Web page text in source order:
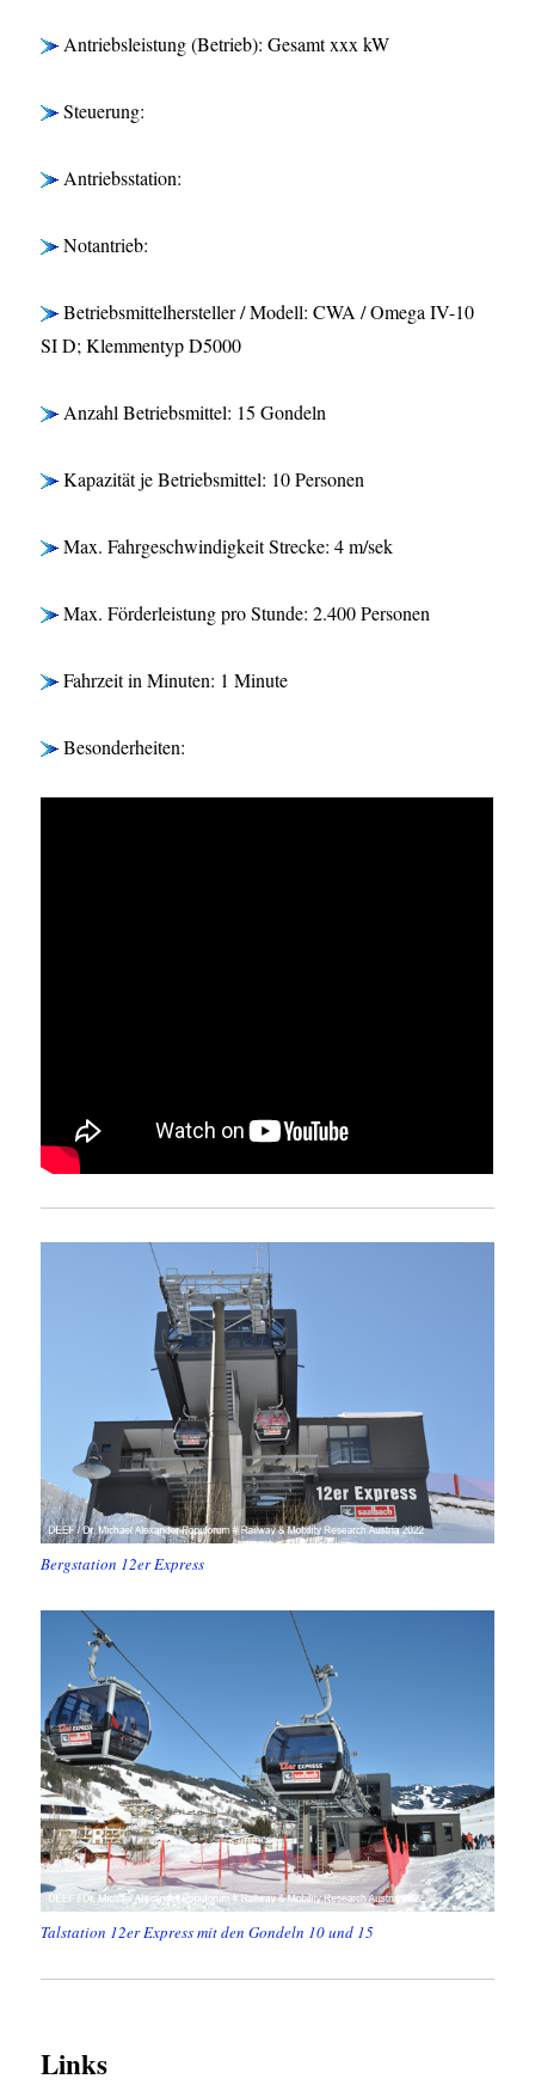
Antriebsleistung (Betrieb): Gesamt xxx kW
Steuerung:
Antriebsstation:
Notantrieb:
Betriebsmittelhersteller / Modell: CWA / Omega IV-10
SI D; Klemmentyp D5000
Anzahl Betriebsmittel: 15 Gondeln
Kapazität je Betriebsmittel: 10 Personen
Max. Fahrgeschwindigkeit Strecke: 4 m/sek
Max. Förderleistung pro Stunde: 2.400 Personen
Fahrzeit in Minuten: 1 Minute
Besonderheiten:
Bergstation 12er Express
Talstation 12er Express mit den Gondeln 10 und 15
Links